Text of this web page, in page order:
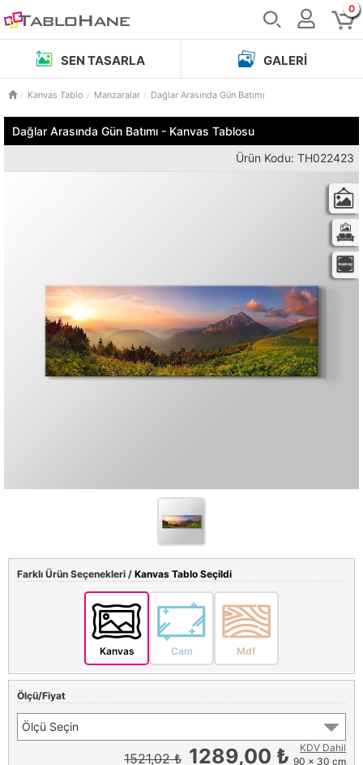
0
SEN TASARLA GALERI
Kanvas Tablo Manzaralar Dağlar Arasında Gün Batımı
Dağlar Arasında Gün Batımı - Kanvas Tablosu
Ürün Kodu: TH022423
Farklı Ürün Seçenekleri / Kanvas Tablo Seçildi
Kanvas Cam Mdf
Ölçü/Fiyat
Ölçü Seçin
1521,02 ₺ 1289,00 ₺
KDV Dahil
90 x 30 cm